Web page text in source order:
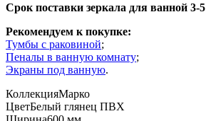
Срок поставки зеркала для ванной 3-
Рекомендуем к покупке:
Тумбы с раковиной;
Пеналы в ванную комнату;
Экраны под ванную.
КоллекцияМарко
ЦветБелый глянец ПВХ